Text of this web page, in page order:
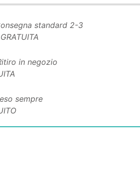
standard 2-3
in negozio
sempre